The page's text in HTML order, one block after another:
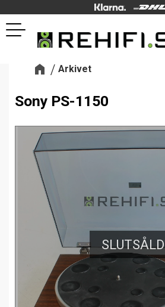
Meny
Arkivet
Sony PS-1150
SLUTSÅLD